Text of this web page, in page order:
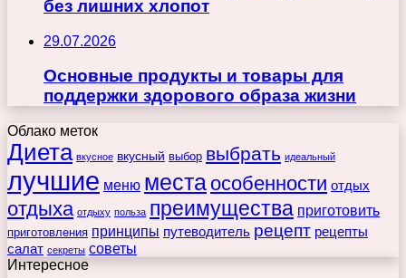
без лишних хлопот
29.07.2026
Основные продукты и товары для
поддержки здорового образа жизни
Облако меток
Диета вкусное вкусный выбор выбрать идеальный
лучшие меню места особенности отдых
отдыха отдыху польза преимущества приготовить
приготовления принципы путеводитель рецепт рецепты
салат секреты советы
Интересное